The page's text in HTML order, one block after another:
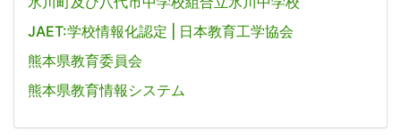
JAET:学校情報化認定 | 日本教育工学協会
熊本県教育委員会
熊本県教育情報システム